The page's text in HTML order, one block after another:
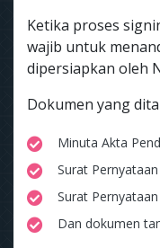
Ketika proses
wajib untuk
dipersiapkan oleh
Dokumen yang
Minuta Akta
Surat
Surat
Dan dokumen